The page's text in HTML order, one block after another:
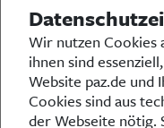
Die Preußische
in der deutschen
über das aktuelle
bezieht zu den
Stellung. In ihrer Arbeit
preußischen
Wir nutzen Cookies
ihnen sind
Website paz.de und
Cookies sind aus
der Webseite nötig.